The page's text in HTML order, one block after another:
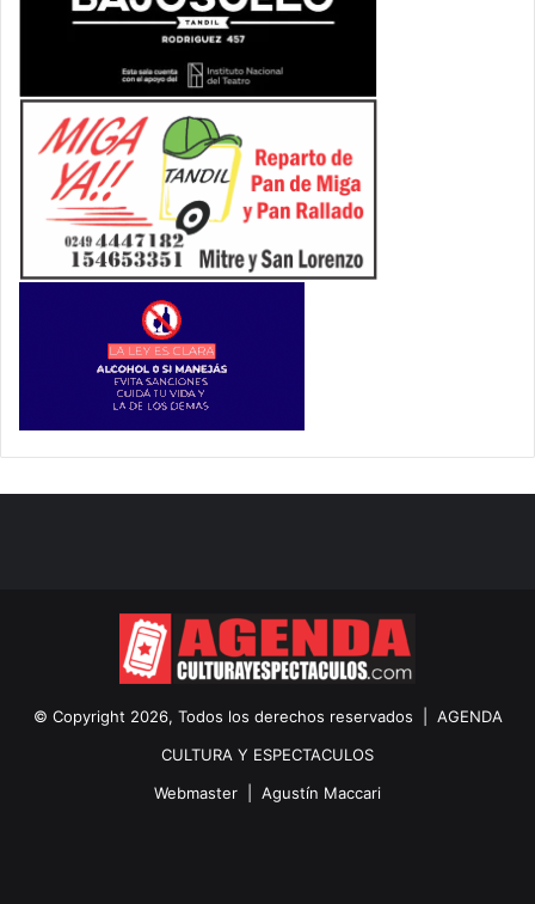
© Copyright 2026, Todos los derechos reservados | AGENDA
CULTURA Y ESPECTACULOS
Webmaster | Agustín Maccari